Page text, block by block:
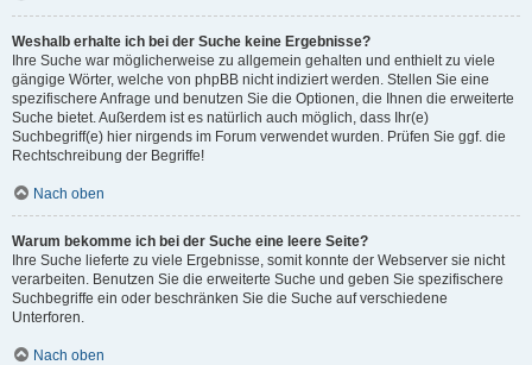
Weshalb erhalte ich bei der Suche keine Ergebnisse?
Ihre Suche war möglicherweise zu allgemein gehalten und enthielt zu viele
gängige Wörter, welche von phpBB nicht indiziert werden. Stellen Sie eine
spezifischere Anfrage und benutzen Sie die Optionen, die Ihnen die erweiterte
Suche bietet. Außerdem ist es natürlich auch möglich, dass Ihr(e)
Suchbegriff(e) hier nirgends im Forum verwendet wurden. Prüfen Sie ggf. die
Rechtschreibung der Begriffe!
Nach oben
Warum bekomme ich bei der Suche eine leere Seite?
Ihre Suche lieferte zu viele Ergebnisse, somit konnte der Webserver sie nicht
verarbeiten. Benutzen Sie die erweiterte Suche und geben Sie spezifischere
Suchbegriffe ein oder beschränken Sie die Suche auf verschiedene
Unterforen.
Nach oben